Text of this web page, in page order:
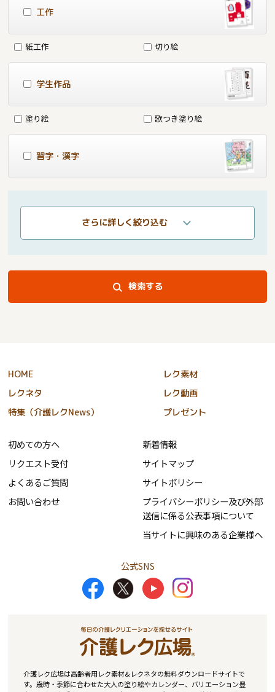
工作
紙工作 切り絵
学生作品
塗り絵 歌つき塗り絵
習字・漢字
さらに詳しく絞り込む
検索する
HOME
レク素材
レクネタ
レク動画
特集（介護レクNews）
プレゼント
初めての方へ
リクエスト受付
よくあるご質問
お問い合わせ
新着情報
サイトマップ
サイトポリシー
プライバシーポリシー及び外部
送信に係る公表事項について
当サイトに興味のある企業様へ
公式SNS
介護レク広場は高齢者用レク素材&レクネタの無料ダウンロードサイトで
す。歳時・季節に合わせた大人の塗り絵やカレンダー、バリエーション豊